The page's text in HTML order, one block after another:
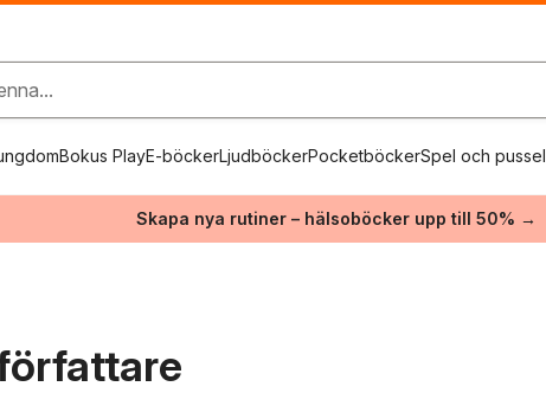
Bokus PlayE-böckerLjudböckerPocketböckerSpel och pussel
Skapa nya rutiner – hälsoböcker upp till 50% →